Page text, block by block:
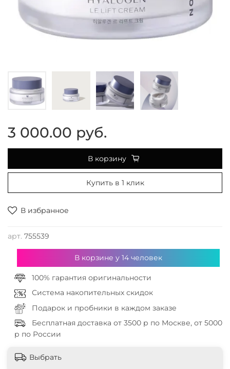
В избранное
арт. 755539
3 000.00 руб.
В корзину
Купить в 1 клик
В корзине у 14человек
100% гарантия оригинальности
Система накопительных скидок
Подарок и пробники в каждом заказе
Бесплатная доставка от 3500 р по Москве, от 5000
р по России
Выбрать